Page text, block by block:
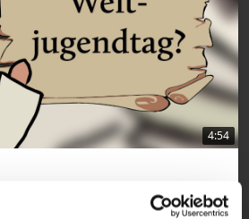
4:54
Was ist ein